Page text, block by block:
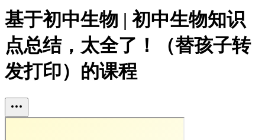
基于初中生物 | 初中生物知识
点总结，太全了！（替孩子转
发打印）的课程